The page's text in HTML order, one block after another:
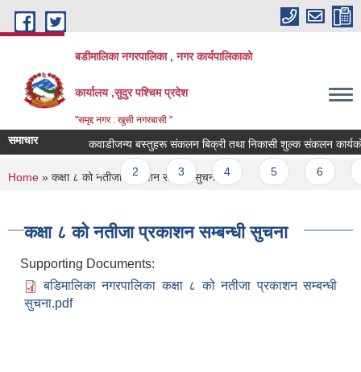
Skip to main content
बडीमालिका नगरपालिका , नगर कार्यपालिकाको
कार्यालय ,सुदुर पश्चिम प्रदेश
"समृद्द नगर : खुसी नगरबासी "
समाचार कवाडीजन्य बस्तुहरू संकलन बिक्री तथा निकासी शुल्क संकलन कार्यकाे
Pages
1 2 3 4
You are here
Home » कक्षा ८ को नतीजा प्रकाशन सम्बन्धी सुचना
कक्षा ८ को नतीजा प्रकाशन सम्बन्धी सुचना
Supporting Documents:
बडिमालिका नगरपालिका कक्षा ८ को नतीजा प्रकाशन सम्बन्धी
सुचना.pdf